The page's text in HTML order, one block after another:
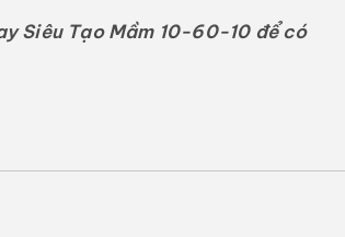
Siêu Tạo Mầm 10-60-10 để có